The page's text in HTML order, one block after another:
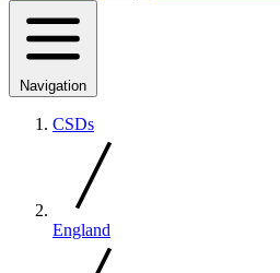
Navigation
CSDs
England